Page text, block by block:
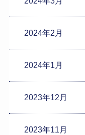
2024年2月
2024年1月
2023年12月
2023年11月